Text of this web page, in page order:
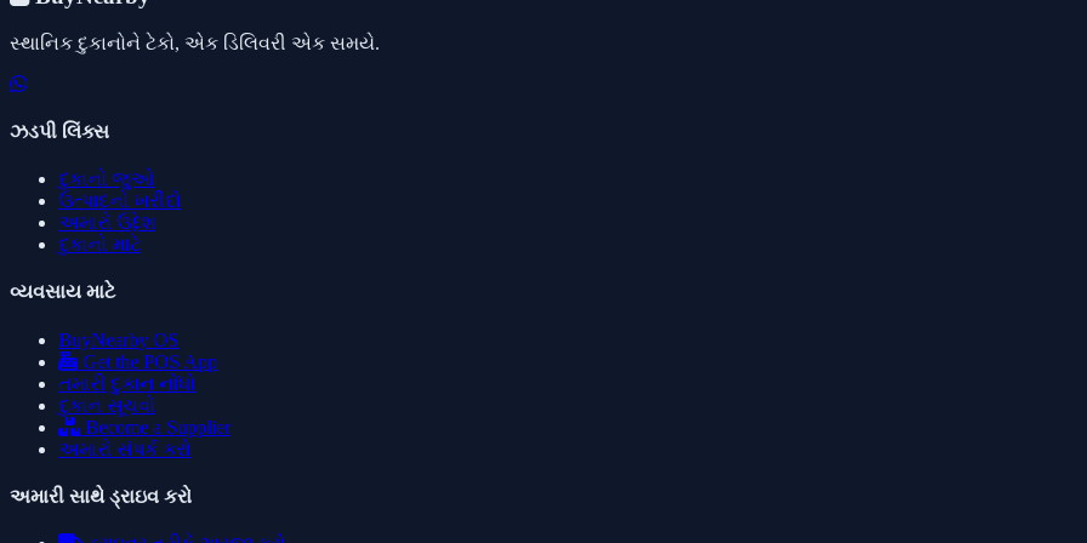
સ્થાનિક દુકાનોને ટેકો, એક ડિલિવરી એક સમયે.
ઝડપી લિંક્સ
દુકાનો જુઓ
ઉત્પાદનો ખરીદો
અમારો ઉદ્દેશ
દુકાનો માટે
વ્યવસાય માટે
BuyNearby OS
Get the POS App
તમારી દુકાન નોંધો
દુકાન સૂચવો
Become a Supplier
અમારો સંપર્ક કરો
અમારી સાથે ડ્રાઇવ કરો